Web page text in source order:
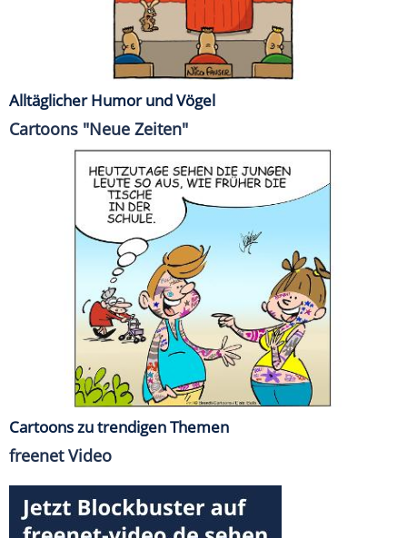
Alltäglicher Humor und Vögel
Cartoons "Neue Zeiten"
Cartoons zu trendigen Themen
freenet Video